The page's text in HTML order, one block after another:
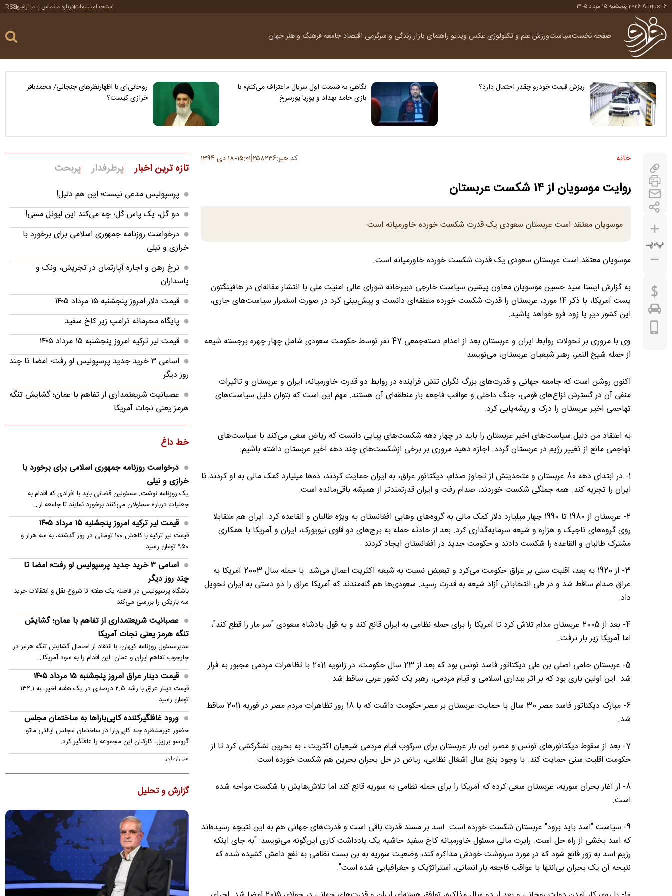
2026 August 6
-پنجشنبه ۱۵ مرداد ۱۴۰۵ استخدامتبلیغاتدرباره ماتماس با ماآرشیوRSS
صفحه نخستسیاستورزش علم و تکنولوژی عکس ویدیو راهنمای بازارزندگی و سرگرمی اقتصاد جامعهفرهنگ و هنرجهان
ریزش قیمت خودرو چقدر احتمال دارد؟
نگاهی به قسمت اول سریال «اعتراف می‌کنم» با
بازی حامد بهداد و پوریا پورسرخ
روحانی‌ای با اظهارنظرهای جنجالی/ محمدباقر
خرازی کیست؟
پ،پـ
خانه کد خبر:۲۵۸۲۳۶ ۱۵:۰۱-۱۸ دی ۱۳۹۴
روایت موسویان از ۱۴ شکست عربستان
موسویان معتقد است عربستان سعودی یک قدرت شکست خورده خاورمیانه است.
موسویان معتقد است عربستان سعودی یک قدرت شکست خورده خاورمیانه است.
به گزارش ایسنا سید حسین موسویان معاون پیشین سیاست خارجی دبیرخانه شورای‌ عالی امنیت ملی با انتشار مقاله‌ای در هافینگتون
پست آمریکا، با ذکر 14 مورد، عربستان را قدرت شکست خورده منطقه‌ای دانست و پیش‌بینی کرد در صورت استمرار سیاست‌های جاری،
این کشور دیر یا زود فرو خواهد پاشید.
وی با مروری بر تحولات روابط ایران و عربستان بعد از اعدام دسته‌جمعی 47 نفر توسط حکومت سعودی شامل چهار چهره برجسته شیعه
از جمله شیخ النمر، رهبر شیعیان عربستان، می‌نویسد:
اکنون روشن است که جامعه جهانی و قدرت‌های بزرگ نگران تنش فزاینده در روابط دو قدرت خاورمیانه، ایران و عربستان و تاثیرات
منفی آن در گسترش نزاع‌های قومی، جنگ داخلی و عواقب فاجعه بار منطقه‌ای آن هستند. مهم این است که بتوان دلیل سیاست‌های
تهاجمی اخیر عربستان را درک و ریشه‌یابی کرد.
به اعتقاد من دلیل سیاست‌های اخیر عربستان را باید در چهار دهه شکست‌های پیاپی دانست که ریاض سعی می‌کند با سیاست‌های
تهاجمی مانع از تغییر رژیم در عربستان گردد. اجازه دهید مروری بر برخی ازشکست‌های چند دهه اخیر عربستان داشته باشیم:
1- در ابتدای دهه 80 عربستان و متحدینش از تجاوز صدام، دیکتاتور عراق، به ایران حمایت کردند، ده‌ها میلیارد کمک مالی به او کردند تا
ایران را تجزیه کند. همه جملگی شکست خوردند، صدام رفت و ایران قدرتمندتر از همیشه باقی‌مانده است.
2- عربستان از 1980 تا 1990 چهار میلیارد دلار کمک مالی به گروه‌های وهابی افغانستان به ویژه طالبان و القاعده کرد. ایران هم متقابلا
روی گروه‌های تاجیک و هزاره و شیعه سرمایه‌گذاری کرد. بعد از حادثه حمله به برج‌های دو قلوی نیویورک، ایران و آمریکا با همکاری
مشترک طالبان و القاعده را شکست دادند و حکومت جدید در افغانستان ایجاد کردند.
3- از 1920 به بعد، اقلیت سنی بر عراق حکومت می‌کرد و تبعیض نسبت به شیعه اکثریت اعمال می‌شد. با حمله سال 2003 آمریکا به
عراق صدام ساقط شد و در طی انتخاباتی آزاد شیعه به قدرت رسید. سعودی‌ها هم گله‌مندند که آمریکا عراق را دو دستی به ایران تحویل
داد.
4- بعد از 2005 عربستان مدام تلاش کرد تا آمریکا را برای حمله نظامی به ایران قانع کند و به قول پادشاه سعودی "سر مار را قطع کند"،
اما آمریکا زیر بار نرفت.
5- عربستان حامی اصلی بن علی دیکتاتور فاسد تونس بود که بعد از 23 سال حکومت، در ژانویه 2011 با تظاهرات مردمی مجبور به فرار
شد. این اولین باری بود که بر اثر بیداری اسلامی و قیام مردمی، رهبر یک کشور عربی ساقط شد.
6- مبارک دیکتاتور فاسد مصر 30 سال با حمایت عربستان بر مصر حکومت داشت که با 18 روز تظاهرات مردم مصر در فوریه 2011 ساقط
شد.
7- بعد از سقوط دیکتاتورهای تونس و مصر، این بار عربستان برای سرکوب قیام مردمی شیعیان اکثریت ، به بحرین لشگرکشی کرد تا از
حکومت اقلیت سنی حمایت کند. با وجود پنج سال اشغال نظامی، ریاض در حل بحران بحرین هم شکست خورده است.
8- از آغاز بحران سوریه، عربستان سعی کرده که آمریکا را برای حمله نظامی به سوریه قانع کند اما تلاش‌هایش با شکست مواجه شده
است.
9- سیاست "اسد باید برود" عربستان شکست خورده است. اسد بر مسند قدرت باقی است و قدرت‌های جهانی هم به این نتیچه رسیده‌اند
که اسد بخشی از راه حل است. رابرت مالی مسئول خاورمیانه کاخ سفید حاشیه یک یادداشت کاری این‌گونه می‌نویسد: "به جای اینکه
رژیم اسد به زور قانع شود که در مورد سرنوشت خودش مذاکره کند، وضعیت سوریه به بن بست نظامی به نفع داعش کشیده شده که
نتیجه آن یک بحران بی‌انتها با عواقب فاجعه بار انسانی، استراتژیک و جغرافیایی شده است".
تازه ترین اخبار پرطرفدار پربحث
پرسپولیس مدعی نیست؛ این هم دلیل!
دو گل، یک پاس گل؛ چه می‌کند این لیونل مسی!
درخواست روزنامه جمهوری اسلامی برای برخورد با
خرازی و نیلی
نرخ رهن و اجاره آپارتمان در تجریش، ونک و
پاسداران
قیمت دلار امروز پنجشنبه ۱۵ مرداد ۱۴۰۵
پایگاه محرمانه ترامپ زیر کاخ سفید
قیمت لیر ترکیه امروز پنجشنبه ۱۵ مرداد ۱۴۰۵
اسامی ۳ خرید جدید پرسپولیس لو رفت؛ امضا تا چند
روز دیگر
عصبانیت شریعتمداری از تفاهم با عمان؛ گشایش تنگه
هرمز یعنی نجات آمریکا
تصویر؛ مرگ شوکه‌کننده بازیکن در بازی به دلیل
صاعقه
اختلاف میان ترامپ و هگست بر سر ذخایر
تسلیحاتی/ کاخ سفید رد کرد
قیمت دینار عراق امروز پنجشنبه ۱۵ مرداد ۱۴۰۵
ترامپ: ترجیح می‌دهم با ایران به توافق برسم
تصویر؛ حرکت عجیب وینیسیوس در اینستاگرام
ثروت افسانه‌‌ای دیوید بکهام
خط داغ
درخواست روزنامه جمهوری اسلامی برای برخورد با
خرازی و نیلی
یک روزنامه نوشت: مسئولین قضائی باید با افرادی که اقدام به
جعلیات درباره مسئولان می‌کنند برخورد نمایند تا جامعه از…
قیمت لیر ترکیه امروز پنجشنبه ۱۵ مرداد ۱۴۰۵
قیمت لیر ترکیه با کاهش ۱۰۰ تومانی در روز گذشته، به سه هزار و
۹۵۰ تومان رسید
اسامی ۳ خرید جدید پرسپولیس لو رفت؛ امضا تا
چند روز دیگر
باشگاه پرسپولیس در فاصله یک هفته تا شروع نقل و انتقالات خرید
سه بازیکن را بررسی می‌کند.
عصبانیت شریعتمداری از تفاهم با عمان؛ گشایش
تنگه هرمز یعنی نجات آمریکا
مدیرمسئول روزنامه کیهان، با انتقاد از احتمال گشایش تنگه هرمز در
چارچوب تفاهم ایران و عمان، این اقدام را به سود آمریکا…
قیمت دینار عراق امروز پنجشنبه ۱۵ مرداد ۱۴۰۵
قیمت دینار عراق با رشد ۲.۵ درصدی در یک هفته اخیر، به ۱۳۲.۱
تومان رسید
ورود غافلگیرکننده کاپی‌باراها به ساختمان مجلس
حضور غیرمنتظره چند کاپی‌بارا در ساختمان مجلس ایالتی ماتو
گروسو برزیل، کارکنان این مجموعه را غافلگیر کرد.
سی‌ان‌ان:
توافقی در مورد تنگه هرمز در حال شکل‌گیری است؛
اما نه توافقی که ترامپ بخواهد
یک مقام ارشد کشورهای خلیج فارس که با روند مذاکرات آشناست،
اظهار داشت که احتمال دستیابی به توافق تا روز جمعه حدود ۵۰ به…
برخورد قطعه ۴ تنی از موشک اسپیس ایکس به ماه
یک قطعه ۴ تنی از موشک اسپیس ایکس به طور غیر عمد به ماه
برخورد کرد.
واکنش پزشکیان به حواشی پیام رهبر انقلاب درباره
تفاهم‌نامه آتش‌بس
گزارش و تحلیل